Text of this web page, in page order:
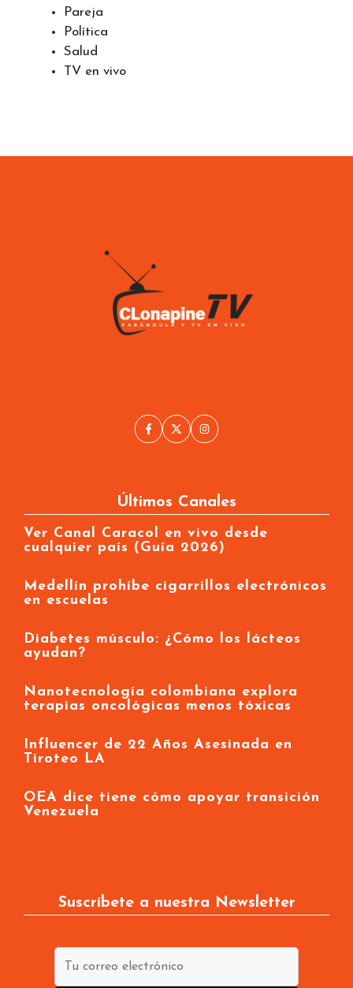
Pareja
Política
Salud
TV en vivo
Últimos Canales
Ver Canal Caracol en vivo desde
cualquier país (Guía 2026)
Medellín prohíbe cigarrillos electrónicos
en escuelas
Diabetes músculo: ¿Cómo los lácteos
ayudan?
Nanotecnología colombiana explora
terapias oncológicas menos tóxicas
Influencer de 22 Años Asesinada en
Tiroteo LA
OEA dice tiene cómo apoyar transición
Venezuela
Suscríbete a nuestra Newsletter